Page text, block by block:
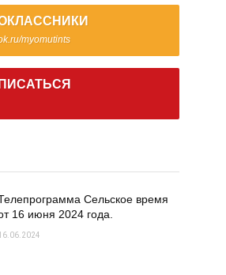
myomutints
Сельское время
16 июня 2024 года.